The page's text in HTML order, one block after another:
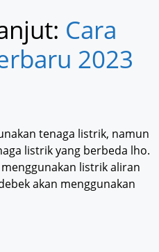
Cara
2023
tenaga listrik, namun
listrik yang berbeda lho.
menggunakan listrik aliran
akan menggunakan